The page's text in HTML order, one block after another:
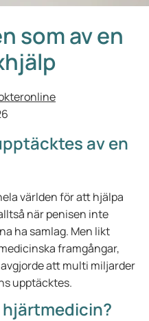
som av en
av en
världen för att hjälpa
när penisen inte
ha samlag. Men likt
framgångar,
att multi miljarder
upptäcktes.